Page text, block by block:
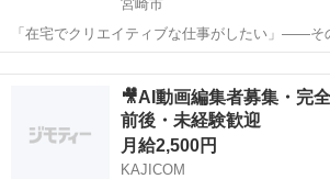
宮崎市
「在宅でクリエイティブな仕事がしたい」——そ
💡 AI動画クリエイターは、毎日違うテーマで動画を生成する仕事で
す。 クリエイティブな発想と丁寧な確認作業が評価さ
宅・月収44万円前...🎥AI動画編集者募集・完
前後・未経験歓迎
月給2,500円
KAJICOM